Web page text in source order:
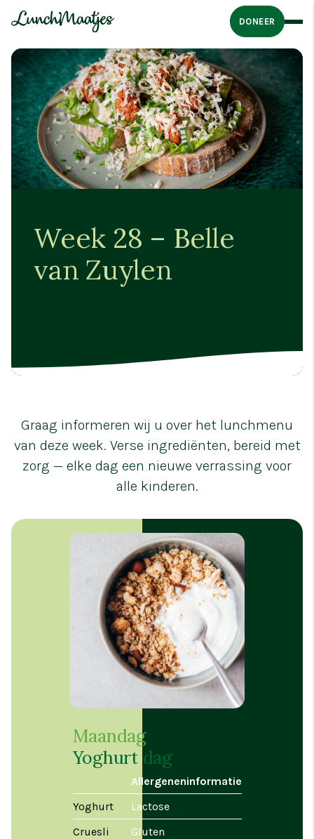
DONEER
Week 28 – Belle
van Zuylen
Graag informeren wij u over het lunchmenu
van deze week. Verse ingrediënten, bereid met
zorg — elke dag een nieuwe verrassing voor
alle kinderen.
Maandag
Yoghurt dag
Allergeneninformatie
Yoghurt
Lactose
Cruesli
Gluten